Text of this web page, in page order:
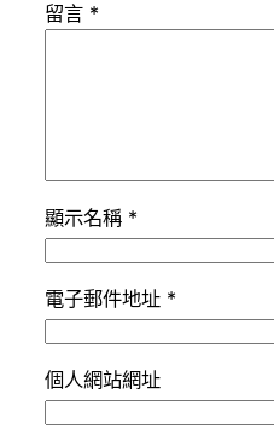
留言 *
顯示名稱 *
電子郵件地址 *
個人網站網址